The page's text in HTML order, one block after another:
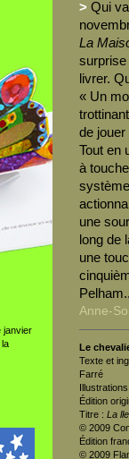
janvier
> Qui
La
surprise
livrer.
« Un
de
Tout en
à
une
long de
une
Anne-
Le
Texte et
Farré
Édition
Titre : La
© 2009
Édition
© 2009